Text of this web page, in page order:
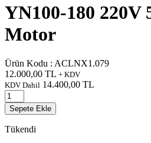
YN100-180 220V
Motor
Ürün Kodu : ACLNX1.079
12.000,00 TL + KDV
KDV Dahil 14.400,00 TL
Sepete Ekle
Tükendi